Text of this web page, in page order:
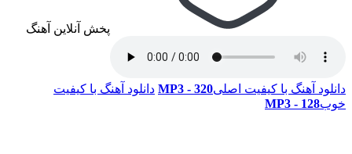
پخش آنلاین آهنگ
دانلود آهنگ با کیفیت اصلی320 - MP3
دانلود آهنگ با کیفیت
خوب128 - MP3